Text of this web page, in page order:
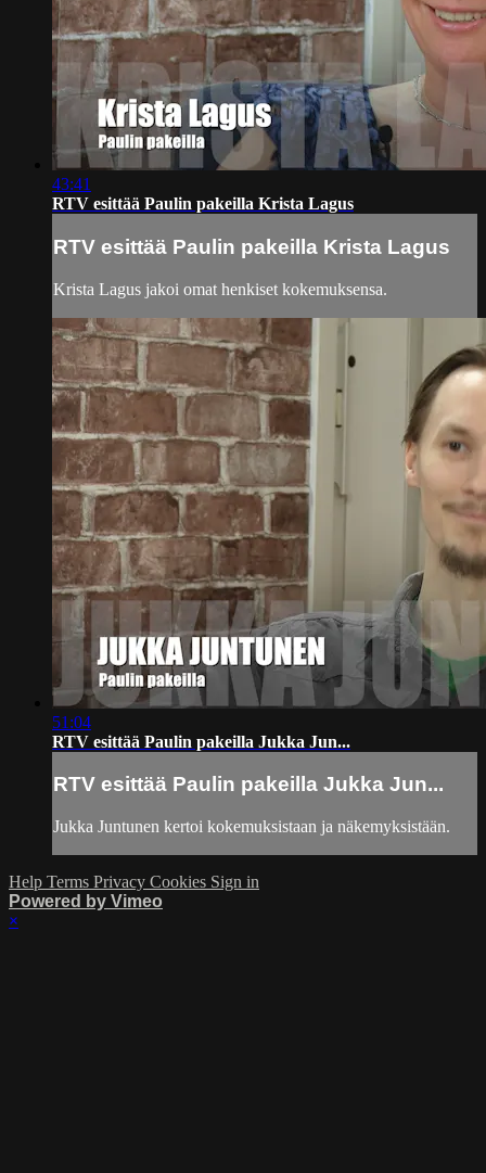
43:41
RTV esittää Paulin pakeilla Krista Lagus
RTV esittää Paulin pakeilla Krista Lagus
Krista Lagus jakoi omat henkiset kokemuksensa.
51:04
RTV esittää Paulin pakeilla Jukka Jun...
RTV esittää Paulin pakeilla Jukka Jun...
Jukka Juntunen kertoi kokemuksistaan ja näkemyksistään.
Help Terms Privacy Cookies Sign in
Powered by Vimeo
×